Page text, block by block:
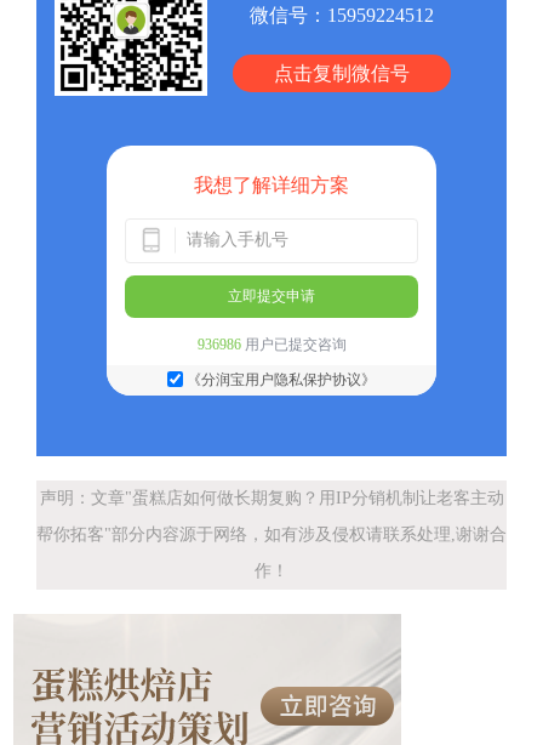
微信号： 15959224512
点击复制微信号
我想了解详细方案
立即提交申请
936986用户已提交咨询
《分润宝用户隐私保护协议》
声明：文章"蛋糕店如何做长期复购？用IP分销机制让老客主动
帮你拓客"部分内容源于网络，如有涉及侵权请联系处理,谢谢合
作！